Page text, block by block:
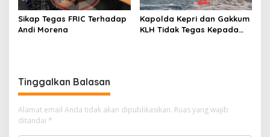
Sikap Tegas FRIC Terhadap
Andi Morena
Kapolda Kepri dan Gakkum
KLH Tidak Tegas Kepada
Tinggalkan Balasan
Alamat email Anda tidak akan dipublikasikan. Ruas yang wajib
ditandai *